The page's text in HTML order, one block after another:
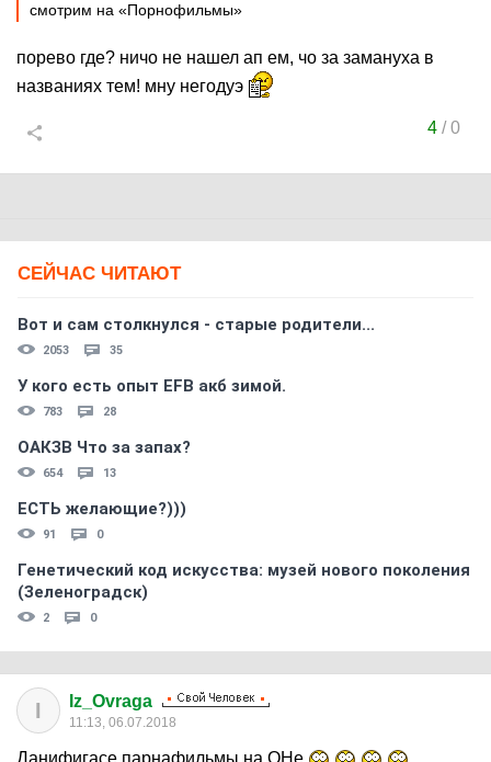
смотрим на «Порнофильмы»
порево где? ничо не нашел ап ем, чо за замануха в
названиях тем! мну негодуэ
4/0
СЕЙЧАС ЧИТАЮТ
Вот и сам столкнулся - старые родители...
2053 35
У кого есть опыт EFB акб зимой.
783 28
ОАКЗВ Что за запах?
654 13
ЕСТЬ желающие?)))
91 0
Генетический код искусства: музей нового поколения
(Зеленоградск)
2 0
I Iz_Ovraga
11:13, 06.07.2018
Данифигасе парнафильмы на ОНе